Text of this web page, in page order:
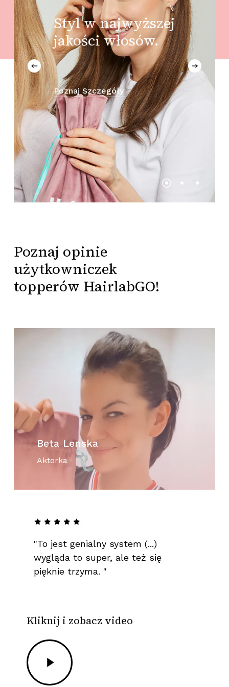
Styl w najwyższej
jakości włosów.
Poznaj Szczegóły
Poznaj opinie
użytkowniczek
topperów HairlabGO!
Beta Lenska
Aktorka
"To jest genialny system (...)
wygląda to super, ale też się
pięknie trzyma. "
Kliknij i zobacz video
Play
Video